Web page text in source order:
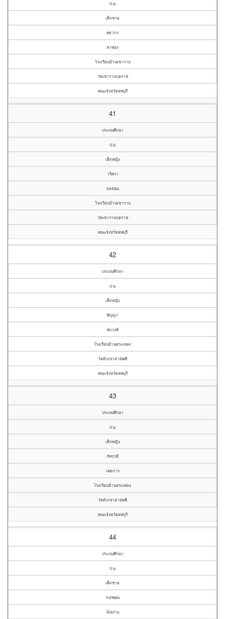
ป.๖
เด็กชาย
ทยากร
สาทอง
โรงเรียนบ้านเขาราบ
วัดเขาราบกุตราช
คณะจังหวัดลพบุรี
41
ประถมศึกษา
ป.๖
เด็กหญิง
วริศรา
ยอดฉุน
โรงเรียนบ้านเขาราบ
วัดเขาราบกุตราช
คณะจังหวัดลพบุรี
42
ประถมศึกษา
ป.๖
เด็กหญิง
ชัญญา
สมวงศ์
โรงเรียนบ้านสระเพลง
วัดหัวเขาสามัคคี
คณะจังหวัดลพบุรี
43
ประถมศึกษา
ป.๖
เด็กหญิง
ภัทรวดี
เคยการ
โรงเรียนบ้านสระเพลง
วัดหัวเขาสามัคคี
คณะจังหวัดลพบุรี
44
ประถมศึกษา
ป.๖
เด็กชาย
กฤชคุณ
มั่นปาน